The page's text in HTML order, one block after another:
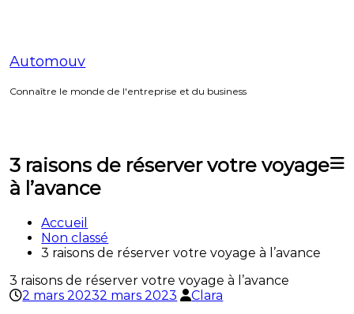
Automouv
Connaître le monde de l'entreprise et du business
3 raisons de réserver votre voyage
à l’avance
Accueil
Non classé
3 raisons de réserver votre voyage à l’avance
3 raisons de réserver votre voyage à l’avance
2 mars 20232 mars 2023
Clara